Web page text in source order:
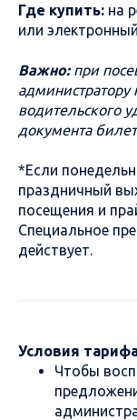
Где купить: на
или
Важно:при
администратору
водительского
документа
*Если
праздничный
посещения и
Специальное
действует.
Условия
Чтобы